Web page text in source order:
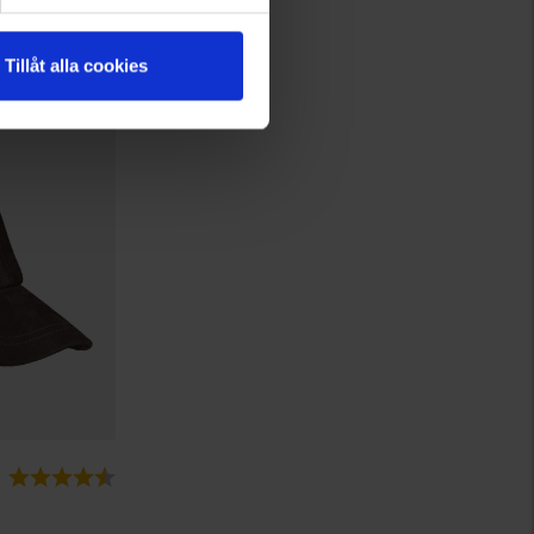
Tillåt alla cookies
Bewertung: